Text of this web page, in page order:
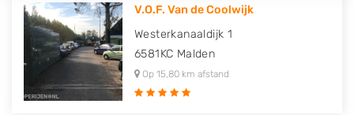
V.O.F. Van de Coolwijk
Westerkanaaldijk 1
6581KC Malden
Op 15,80 km afstand